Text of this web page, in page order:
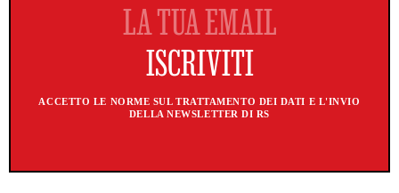
ACCETTO LE NORME SUL TRATTAMENTO DEI DATI E L'INVIO
DELLA NEWSLETTER DI RS